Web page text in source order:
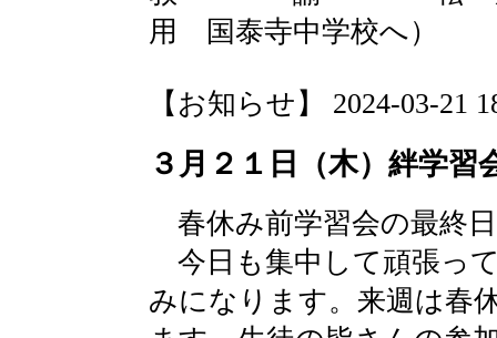
用 国泰寺中学校へ）
【お知らせ】 2024-03-21
３月２１日（木）絆学習
春休み前学習会の最終
今日も集中して頑張っ
みになります。来週は春